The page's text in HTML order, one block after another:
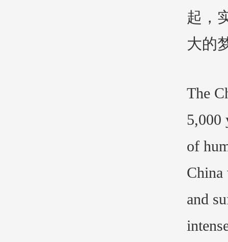
起，
大的
The
5,000
of
China
and